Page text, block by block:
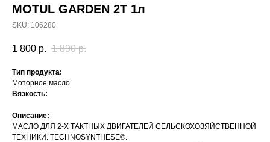
MOTUL GARDEN 2T 1л
SKU: 106280
1 800 р. 1 890 р.
Тип продукта:
Моторное масло
Вязкость:
Описание:
МАСЛО ДЛЯ 2-Х ТАКТНЫХ ДВИГАТЕЛЕЙ СЕЛЬСКОХОЗЯЙСТВЕННОЙ
ТЕХНИКИ. TECHNOSYNTHESE©.